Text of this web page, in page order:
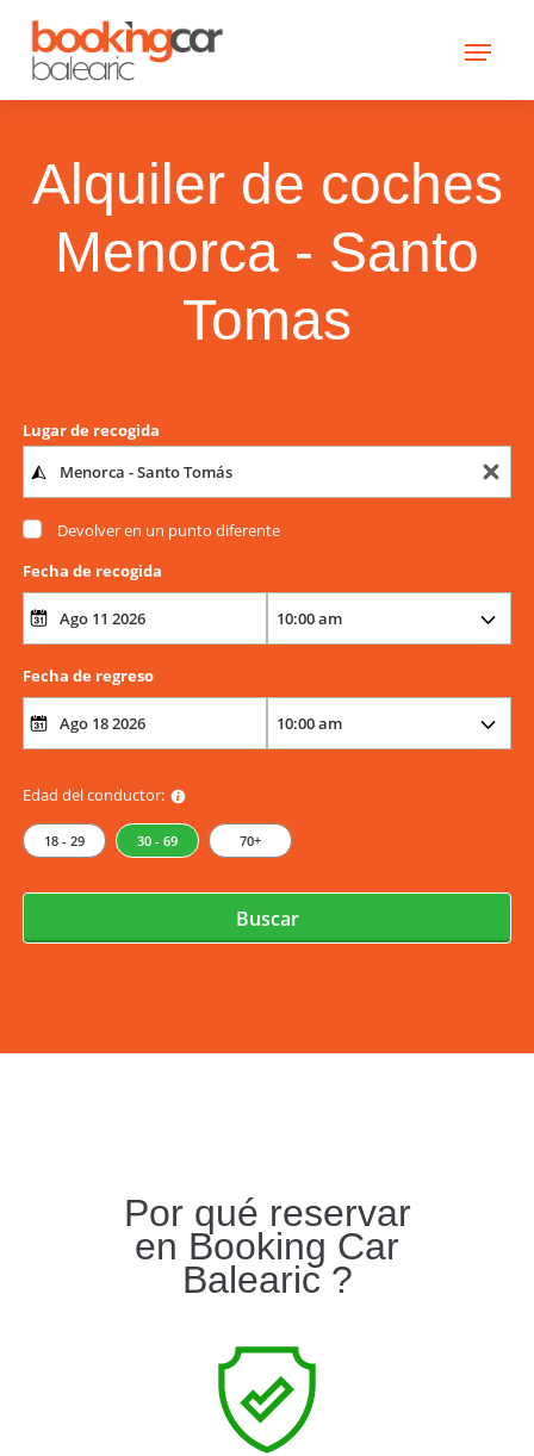
Alquiler de coches
Menorca - Santo
Tomas
Lugar de recogida
Devolver en un punto diferente
Fecha de recogida
Fecha de regreso
Edad del conductor:
18 - 29 30 - 69 70+
Buscar
Por qué reservar
en Booking Car
Balearic ?